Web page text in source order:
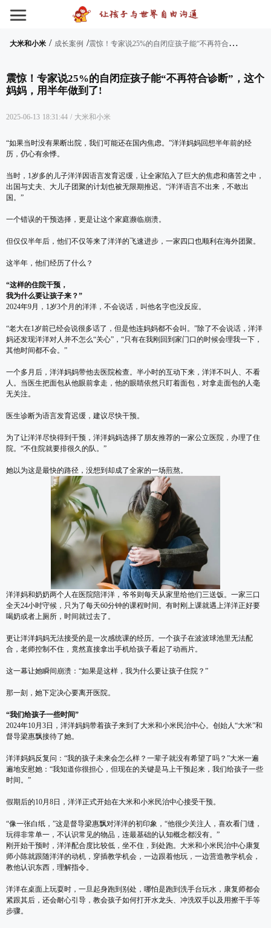
大米和小米 / 成长案例 / 震
惊！专家说25%的自闭症孩子能“不再符合诊断”，这个妈妈，用半年做到了!
震惊！专家说25%的自闭症孩子能“不再符合诊断”，这个
妈妈，用半年做到了!
2025-06-13 18:31:44 / 大米和小米
“如果当时没有果断出院，我们可能还在国内焦虑。”洋洋妈妈回想半年前的经
历，仍心有余悸。
当时，1岁多的儿子洋洋因语言发育迟缓，让全家陷入了巨大的焦虑和痛苦之中，
出国与丈夫、大儿子团聚的计划也被无限期推迟。“洋洋语言不出来，不敢出
国。”
一个错误的干预选择，更是让这个家庭濒临崩溃。
但仅仅半年后，他们不仅等来了洋洋的飞速进步，一家四口也顺利在海外团聚。
这半年，他们经历了什么？
“这样的住院干预，
我为什么要让孩子来？”
2024年9月，1岁3个月的洋洋，不会说话，叫他名字也没反应。
“老大在1岁前已经会说很多话了，但是他连妈妈都不会叫。”除了不会说话，洋洋
妈还发现洋洋对人并不怎么“关心”，“只有在我刚回到家门口的时候会理我一下，
其他时间都不会。”
一个多月后，洋洋妈妈带他去医院检查。半小时的互动下来，洋洋不叫人、不看
人。当医生把面包从他眼前拿走，他的眼睛依然只盯着面包，对拿走面包的人毫
无关注。
医生诊断为语言发育迟缓，建议尽快干预。
为了让洋洋尽快得到干预，洋洋妈妈选择了朋友推荐的一家公立医院，办理了住
院。“不住院就要排很久的队。”
她以为这是最快的路径，没想到却成了全家的一场煎熬。
洋洋妈和奶奶两个人在医院陪洋洋，爷爷则每天从家里给他们三送饭。一家三口
全天24小时守候，只为了每天60分钟的课程时间。有时刚上课就遇上洋洋正好要
喝奶或者上厕所，时间就过去了。
更让洋洋妈妈无法接受的是一次感统课的经历。一个孩子在波波球池里无法配
合，老师控制不住，竟然直接拿出手机给孩子看起了动画片。
这一幕让她瞬间崩溃：“如果是这样，我为什么要让孩子住院？”
那一刻，她下定决心要离开医院。
“我们给孩子一些时间”
2024年10月3日，洋洋妈妈带着孩子来到了大米和小米民治中心。创始人“大米”和
督导梁惠飘接待了她。
洋洋妈妈反复问：“我的孩子未来会怎么样？一辈子就没有希望了吗？”大米一遍
遍地安慰她：“我知道你很担心，但现在的关键是马上干预起来，我们给孩子一些
时间。”
假期后的10月8日，洋洋正式开始在大米和小米民治中心接受干预。
“像一张白纸，”这是督导梁惠飘对洋洋的初印象，“他很少关注人，喜欢看门缝，
玩得非常单一，不认识常见的物品，连最基础的认知概念都没有。”
刚开始干预时，洋洋配合度比较低，坐不住，到处跑。大米和小米民治中心康复
师小陈就跟随洋洋的动机，穿插教学机会，一边跟着他玩，一边营造教学机会，
教他认识东西，理解指令。
洋洋在桌面上玩耍时，一旦起身跑到别处，哪怕是跑到洗手台玩水，康复师都会
紧跟其后，还会耐心引导，教会孩子如何打开水龙头、冲洗双手以及用擦干手等
步骤。